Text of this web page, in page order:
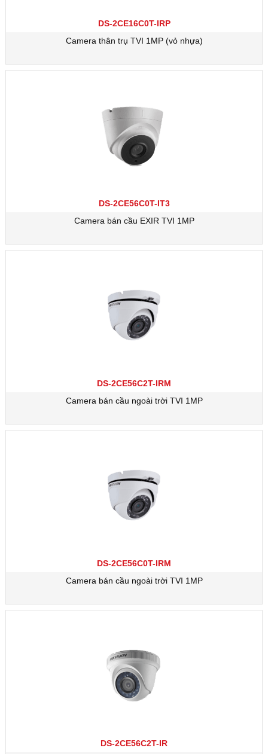
DS-2CE16C0T-IRP
Camera thân trụ TVI 1MP (vỏ nhựa)
DS-2CE56C0T-IT3
Camera bán cầu EXIR TVI 1MP
DS-2CE56C2T-IRM
Camera bán cầu ngoài trời TVI 1MP
DS-2CE56C0T-IRM
Camera bán cầu ngoài trời TVI 1MP
DS-2CE56C2T-IR